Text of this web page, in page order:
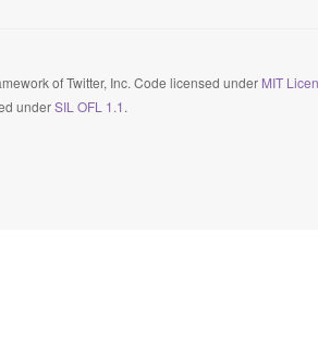
of Twitter, Inc. Code licensed under MIT
underSIL OFL 1.1 .